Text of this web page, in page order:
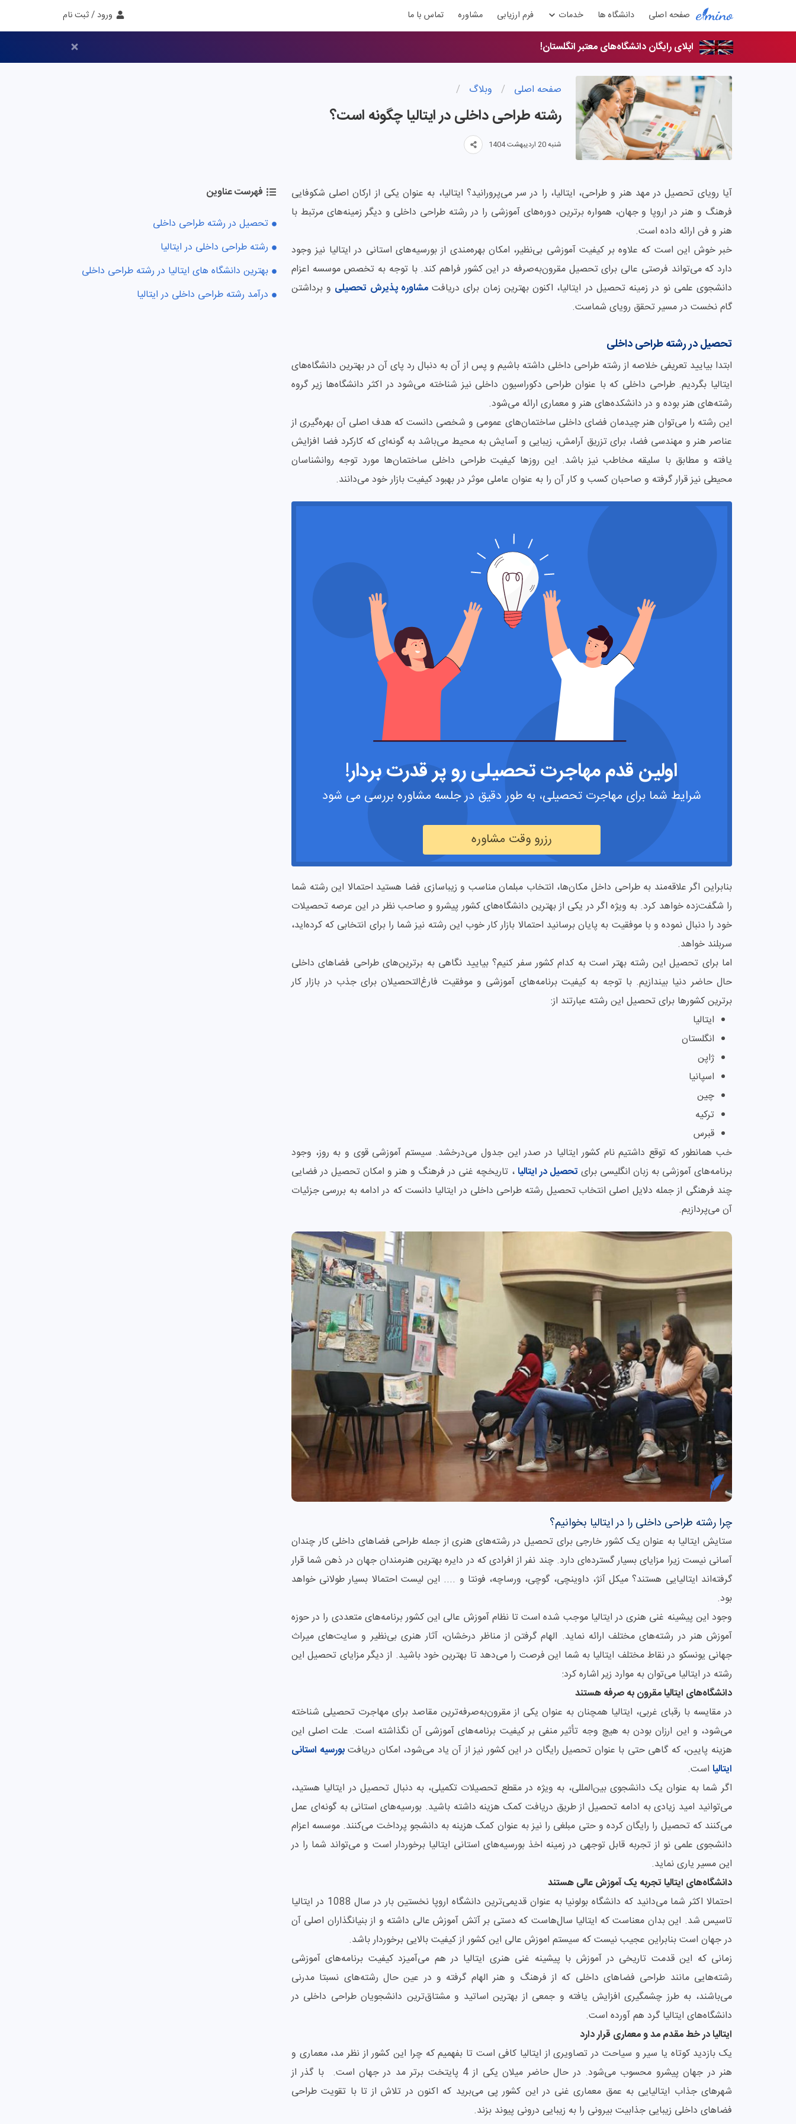
صفحه اصلی دانشگاه ها خدمات فرم ارزیابی مشاوره تماس با ما ورود / ثبت نام
اپلای رایگان دانشگاه‌های معتبر انگلستان!
صفحه اصلی / وبلاگ /
رشته طراحی داخلی در ایتالیا چگونه است؟
شنبه 20 اردیبهشت 1404
فهرست عناوین
تحصیل در رشته طراحی داخلی
رشته طراحی داخلی در ایتالیا
بهترین دانشگاه های ایتالیا در رشته طراحی داخلی
درآمد رشته طراحی داخلی در ایتالیا
آیا رویای تحصیل در مهد هنر و طراحی، ایتالیا، را در سر می‌پرورانید؟ ایتالیا، به عنوان یکی از ارکان اصلی شکوفایی
فرهنگ و هنر در اروپا و جهان، همواره برترین دوره‌های آموزشی را در رشته طراحی داخلی و دیگر زمینه‌های مرتبط با
هنر و فن ارائه داده است.
خبر خوش این است که علاوه بر کیفیت آموزشی بی‌نظیر، امکان بهره‌مندی از بورسیه‌های استانی در ایتالیا نیز وجود
دارد که می‌تواند فرصتی عالی برای تحصیل مقرون‌به‌صرفه در این کشور فراهم کند. با توجه به تخصص موسسه اعزام
دانشجوی علمی نو در زمینه تحصیل در ایتالیا، اکنون بهترین زمان برای دریافتمشاوره پذیرش تحصیلی و برداشتن
گام نخست در مسیر تحقق رویای شماست.
تحصیل در رشته طراحی داخلی
ابتدا بیایید تعریفی خلاصه از رشته طراحی داخلی داشته باشیم و پس از آن به دنبال رد پای آن در بهترین دانشگاه‌های
ایتالیا بگردیم. طراحی داخلی که با عنوان طراحی دکوراسیون داخلی نیز شناخته می‌شود در اکثر دانشگاه‌ها زیر گروه
رشته‌های هنر بوده و در دانشکده‌های هنر و معماری ارائه می‌شود.
این رشته را می‌توان هنر چیدمان فضای داخلی ساختمان‌های عمومی و شخصی دانست که هدف اصلی آن بهره‌گیری از
عناصر هنر و مهندسی فضا، برای تزریق آرامش، زیبایی و آسایش به محیط می‌باشد به گونه‌ای که کارکرد فضا افزایش
یافته و مطابق با سلیقه مخاطب نیز باشد. این روزها کیفیت طراحی داخلی ساختمان‌ها مورد توجه روانشناسان
محیطی نیز قرار گرفته و صاحبان کسب و کار آن را به عنوان عاملی موثر در بهبود کیفیت بازار خود می‌دانند.
اولین قدم مهاجرت تحصیلی رو پر قدرت بردار!
شرایط شما برای مهاجرت تحصیلی، به طور دقیق در جلسه مشاوره بررسی می شود
رزرو وقت مشاوره
بنابراین اگر علاقه‌مند به طراحی داخل مکان‌ها، انتخاب مبلمان مناسب و زیباسازی فضا هستید احتمالا این رشته شما
را شگفت‌زده خواهد کرد. به ویژه اگر در یکی از بهترین دانشگاه‌های کشور پیشرو و صاحب نظر در این عرصه تحصیلات
خود را دنبال نموده و با موفقیت به پایان برسانید احتمالا بازار کار خوب این رشته نیز شما را برای انتخابی که کرده‌اید،
سربلند خواهد.
اما برای تحصیل این رشته بهتر است به کدام کشور سفر کنیم؟ بیایید نگاهی به برترین‌های طراحی فضاهای داخلی
حال حاضر دنیا بیندازیم. با توجه به کیفیت برنامه‌های آموزشی و موفقیت فارغ‌التحصیلان برای جذب در بازار کار
برترین‌ کشورها برای تحصیل این رشته عبارتند از:
ایتالیا
انگلستان
ژاپن
اسپانیا
چین
ترکیه
قبرس
خب همانطور که توقع داشتیم نام کشور ایتالیا در صدر این جدول می‌درخشد. سیستم آموزشی قوی و به روز، وجود
برنامه‌های آموزشی به زبان انگلیسی برای تحصیل در ایتالیا، تاریخچه غنی در فرهنگ و هنر و امکان تحصیل در فضایی
چند فرهنگی از جمله دلایل اصلی انتخاب تحصیل رشته طراحی داخلی در ایتالیا دانست که در ادامه به بررسی جزئیات
آن می‌پردازیم.
چرا رشته طراحی داخلی را در ایتالیا بخوانیم؟
ستایش ایتالیا به عنوان یک کشور خارجی برای تحصیل در رشته‌های هنری از جمله طراحی فضاهای داخلی کار چندان
آسانی نیست زیرا مزایای بسیار گسترده‌ای دارد. چند نفر از افرادی که در دایره بهترین هنرمندان جهان در ذهن شما قرار
گرفته‌اند ایتالیایی هستند؟ میکل آنژ، داوینچی، گوچی، ورساچه، فونتا و .... این لیست احتمالا بسیار طولانی خواهد
بود.
وجود این پیشینه غنی هنری در ایتالیا موجب شده است تا نظام آموزش عالی این کشور برنامه‌های متعددی را در حوزه
آموزش هنر در رشته‌های مختلف ارائه نماید. الهام گرفتن از مناظر درخشان، آثار هنری بی‌نظیر و سایت‌های میراث
جهانی یونسکو در نقاط مختلف ایتالیا به شما این فرصت را می‌دهد تا بهترین خود باشید. از دیگر مزایای تحصیل این
رشته در ایتالیا می‌توان به موارد زیر اشاره کرد:
دانشگاه‌‌های ایتالیا مقرون به صرفه هستند
در مقایسه با رقبای غربی، ایتالیا همچنان به عنوان یکی از مقرون‌به‌صرفه‌ترین مقاصد برای مهاجرت تحصیلی شناخته
می‌شود، و این ارزان بودن به هیچ وجه تأثیر منفی بر کیفیت برنامه‌های آموزشی آن نگذاشته است. علت اصلی این
هزینه پایین، که گاهی حتی با عنوان تحصیل رایگان در این کشور نیز از آن یاد می‌شود، امکان دریافتبورسیه‌ استانی
ایتالیا است.
اگر شما به عنوان یک دانشجوی بین‌المللی، به ویژه در مقطع تحصیلات تکمیلی، به دنبال تحصیل در ایتالیا هستید،
می‌توانید امید زیادی به ادامه تحصیل از طریق دریافت کمک هزینه داشته باشید. بورسیه‌های استانی به گونه‌ای عمل
می‌کنند که تحصیل را رایگان کرده و حتی مبلغی را نیز به عنوان کمک هزینه به دانشجو پرداخت می‌کنند. موسسه اعزام
دانشجوی علمی نو از تجربه قابل توجهی در زمینه اخذ بورسیه‌های استانی ایتالیا برخوردار است و می‌تواند شما را در
این مسیر یاری نماید.
دانشگاه‌های ایتالیا تجربه یک آموزش عالی هستند
احتمالا اکثر شما می‌دانید که دانشگاه بولونیا به عنوان قدیمی‌ترین دانشگاه اروپا نخستین بار در سال 1088 در ایتالیا
تاسیس شد. این بدان معناست که ایتالیا سال‌هاست که دستی بر آتش آموزش عالی داشته و از بنیانگذاران اصلی آن
در جهان است بنابراین عجیب نیست که سیستم اموزش عالی این کشور از کیفیت بالایی برخوردار باشد.
زمانی که این قدمت تاریخی در آموزش با پیشینه غنی هنری ایتالیا در هم می‌آمیزد کیفیت برنامه‌های آموزشی
رشته‌هایی مانند طراحی فضاهای داخلی که از فرهنگ و هنر الهام گرفته و در عین حال رشته‌های نسبتا مدرنی
می‌باشند، به طرز چشمگیری افزایش یافته و جمعی از بهترین اساتید و مشتاق‌ترین دانشجویان طراحی داخلی در
دانشگاه‌های ایتالیا گرد هم آورده است.
ایتالیا در خط مقدم مد و معماری قرار دارد
یک بازدید کوتاه یا سیر و سیاحت در تصاویری از ایتالیا کافی است تا بفهمیم که چرا این کشور از نظر مد، معماری و
هنر در جهان پیشرو محسوب می‌شود. در حال حاضر میلان یکی از 4 پایتخت برتر مد در جهان است. با گذر از
شهرهای جذاب ایتالیایی به عمق معماری غنی در این کشور پی می‌برید که اکنون در تلاش از تا با تقویت طراحی
فضاهای داخلی زیبایی جذابیت بیرونی را به زیبایی درونی پیوند بزند.